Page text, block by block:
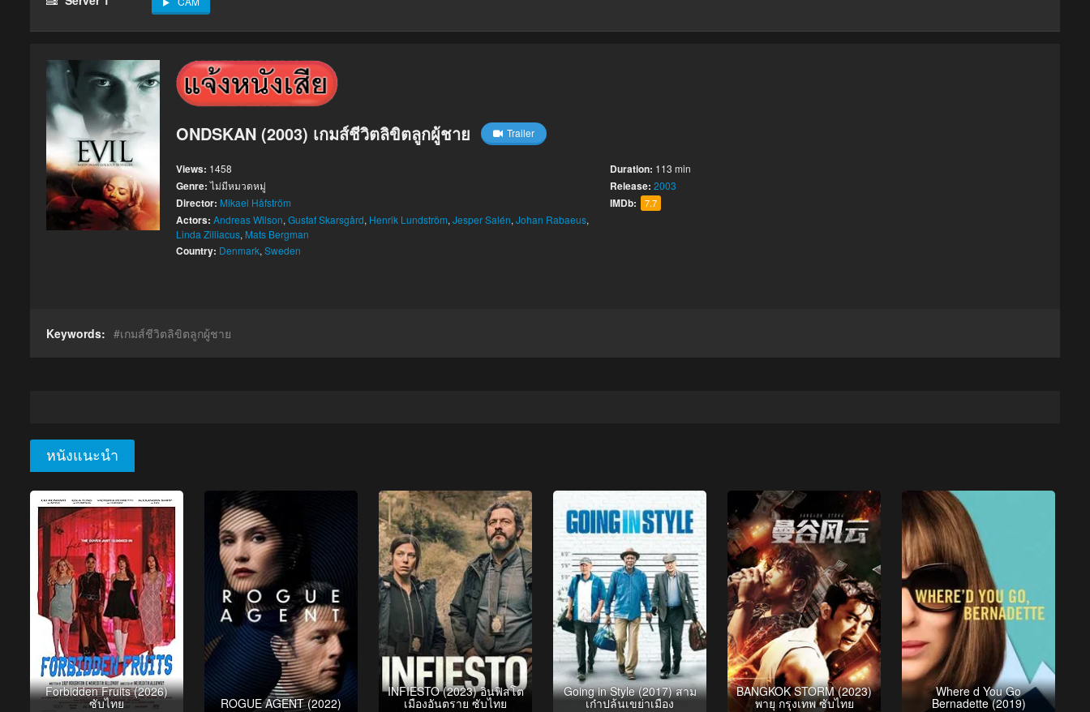
ONDSKAN (2003) เกมส์ชีวิตลิขิตลูกผู้ชาย Trailer
Views: 1458
Genre:ไม่มีหมวดหมู่
Director: Mikael Håfström
Actors: Andreas Wilson, Gustaf Skarsgård, Henrik Lundström, Jesper Salén, Johan Rabaeus,
Linda Zilliacus, Mats Bergman
Country: Denmark, Sweden
Duration: 113 min
Release: 2003
IMDb: 7.7
Keywords: เกมส์ชีวิตลิขิตลูกผู้ชาย
หนังแนะนำ
Forbidden Fruits (2026)
ซับไทย ROGUE AGENT (2022)
INFIESTO (2023) อินฟิสโต
เมืองอันตราย ซับไทย
Going in Style (2017) สาม
เก๋าปล้นเขย่าเมือง
BANGKOK STORM (2023)
พายุ กรุงเทพ ซับไทย
Where d You Go
Bernadette (2019)